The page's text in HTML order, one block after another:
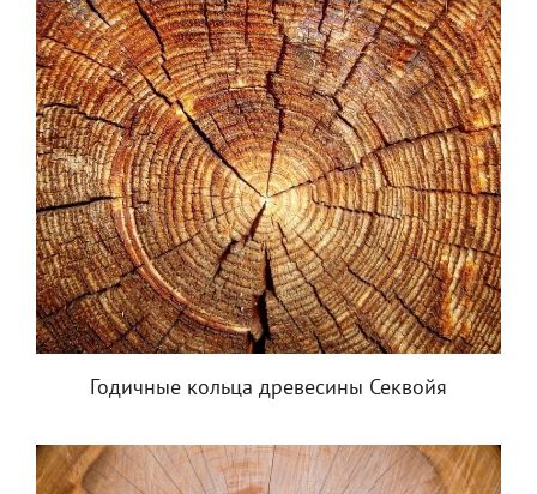
Годичные кольца древесины Секвойя